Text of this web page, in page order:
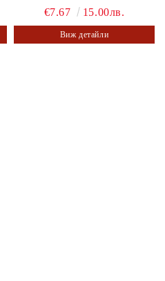
€7.67
15.00лв.
Виж детайли